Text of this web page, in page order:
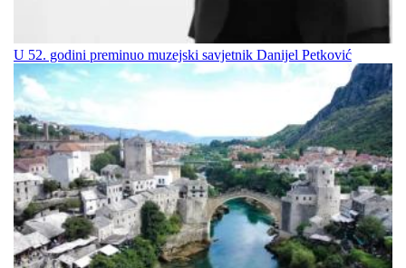
U 52. godini preminuo muzejski savjetnik Danijel Petković